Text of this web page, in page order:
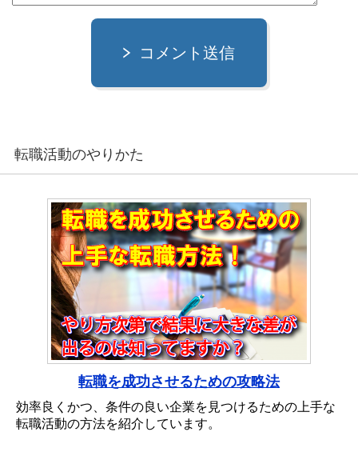
コメント送信
転職活動のやりかた
転職を成功させるための攻略法
効率良くかつ、条件の良い企業を見つけるための上手な
転職活動の方法を紹介しています。